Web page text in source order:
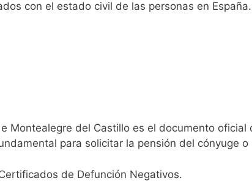
con el estado civil de las personas en España.
Montealegre del Castillo es el documento
para solicitar la pensión del cónyuge
de Defunción Negativos.